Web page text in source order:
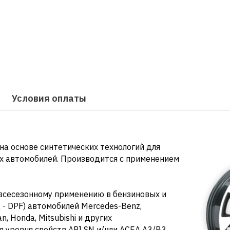
Условия оплаты
основе синтетических технологий для
автомобилей. Производится с применением
применению в бензиновых и
DPF) автомобилей Mercedes-Benz,
Honda, Mitsubishi и других